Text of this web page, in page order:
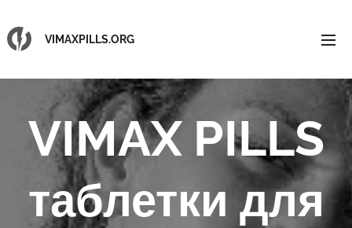
VIMAXPILLS.ORG
VIMAX PILLS
таблетки для